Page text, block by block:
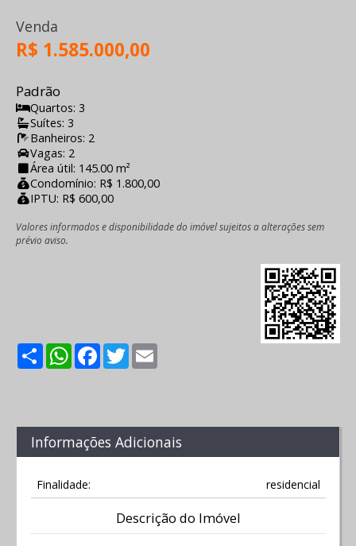
Venda
R$ 1.585.000,00
Padrão
Quartos: 3
Suítes: 3
Banheiros: 2
Vagas: 2
Área útil: 145.00 m²
Condomínio: R$ 1.800,00
IPTU: R$ 600,00
Valores informados e disponibilidade do imóvel sujeitos a alterações sem
prévio aviso.
ShareWhatsApp
Facebook
Twitter
Informações Adicionais
Finalidade: residencial
Descrição do Imóvel